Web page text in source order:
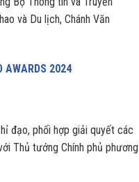
và Du lịch, Chánh Văn
2024
đạo, phối hợp giải quyết các
Thủ tướng Chính phủ phương